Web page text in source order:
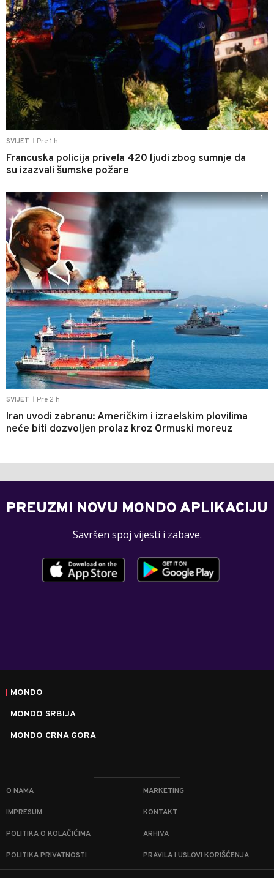
SVIJET Pre 1 h
Francuska policija privela 420 ljudi zbog sumnje da
su izazvali šumske požare
SVIJET Pre 2 h
Iran uvodi zabranu: Američkim i izraelskim plovilima
neće biti dozvoljen prolaz kroz Ormuski moreuz
1
PREUZMI NOVU MONDO APLIKACIJU
Savršen spoj vijesti i zabave.
MONDO
MONDO SRBIJA
MONDO CRNA GORA
O NAMA MARKETING
IMPRESUM KONTAKT
POLITIKA O KOLAČIĆIMA ARHIVA
POLITIKA PRIVATNOSTI PRAVILA I USLOVI KORIŠĆENJA